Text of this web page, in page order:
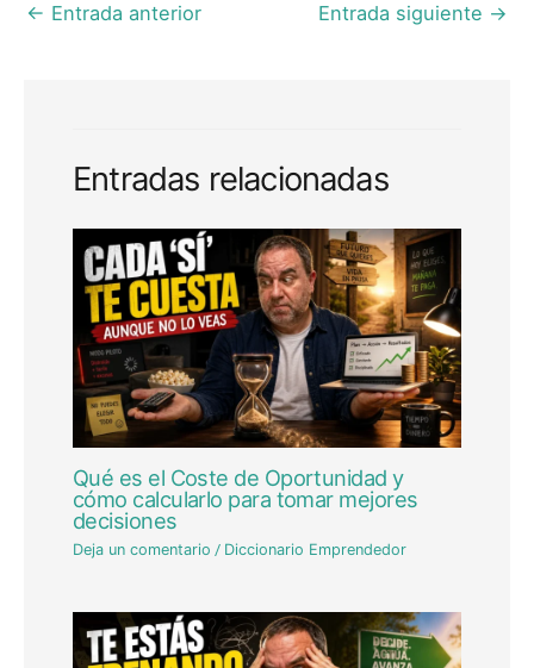
← Entrada anterior Entrada siguiente →
Entradas relacionadas
Qué es el Coste de Oportunidad y
cómo calcularlo para tomar mejores
decisiones
Deja un comentario / Diccionario Emprendedor